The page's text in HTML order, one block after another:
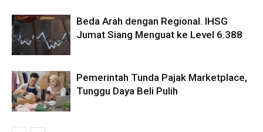
Beda Arah dengan Regional. IHSG
Jumat Siang Menguat ke Level 6.388
Pemerintah Tunda Pajak Marketplace,
Tunggu Daya Beli Pulih